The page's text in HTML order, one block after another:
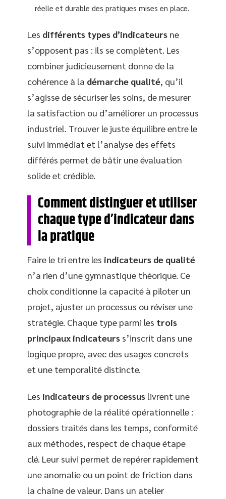
réelle et durable des pratiques mises en place.
Les différents types d’indicateurs ne
s’opposent pas : ils se complètent. Les
combiner judicieusement donne de la
cohérence à la démarche qualité, qu’il
s’agisse de sécuriser les soins, de mesurer
la satisfaction ou d’améliorer un processus
industriel. Trouver le juste équilibre entre le
suivi immédiat et l’analyse des effets
différés permet de bâtir une évaluation
solide et crédible.
Comment distinguer et utiliser
chaque type d’indicateur dans
la pratique
Faire le tri entre les indicateurs de qualité
n’a rien d’une gymnastique théorique. Ce
choix conditionne la capacité à piloter un
projet, ajuster un processus ou réviser une
stratégie. Chaque type parmi les trois
principaux indicateurs s’inscrit dans une
logique propre, avec des usages concrets
et une temporalité distincte.
Les indicateurs de processus livrent une
photographie de la réalité opérationnelle :
dossiers traités dans les temps, conformité
aux méthodes, respect de chaque étape
clé. Leur suivi permet de repérer rapidement
une anomalie ou un point de friction dans
la chaîne de valeur. Dans un atelier